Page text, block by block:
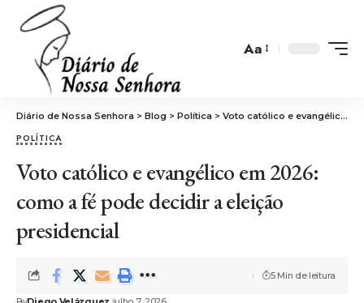
Font
Aa
Diário de Nossa Senhora > Blog > Política > Voto católico e evangélico em 2026: como a fé pode decidir a eleição presidencial
POLÍTICA
Voto católico e evangélico em 2026:
como a fé pode decidir a eleição
presidencial
5 Min de leitura